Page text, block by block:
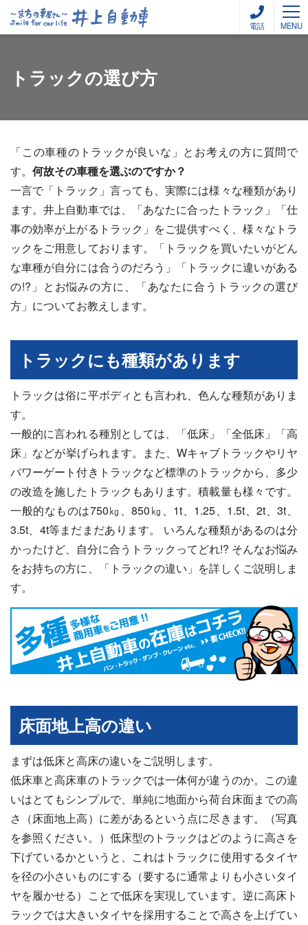
電話 MENU
トラックの選び方
「この車種のトラックが良いな」とお考えの方に質問で
す。 何故その車種を選ぶのですか？
一言で「トラック」言っても、実際には様々な種類があり
ます。井上自動車では、「あなたに合ったトラック」「仕
事の効率が上がるトラック」をご提供すべく、様々なトラ
ックをご用意しております。「トラックを買いたいがどん
な車種が自分には合うのだろう」「トラックに違いがある
の!?」とお悩みの方に、「あなたに合うトラックの選び
方」についてお教えします。
トラックにも種類があります
トラックは俗に平ボディとも言われ、色んな種類がありま
す。
一般的に言われる種別としては、「低床」「全低床」「高
床」などが挙げられます。また、Wキャブトラックやリヤ
パワーゲート付きトラックなど標準のトラックから、多少
の改造を施したトラックもあります。積載量も様々です。
一般的なものは750㎏、850㎏、1t、1.25、1.5t、2t、3t、
3.5t、4t等まだまだあります。 いろんな種類があるのは分
かったけど、自分に合うトラックってどれ!? そんなお悩み
をお持ちの方に、「トラックの違い」を詳しくご説明しま
す。
床面地上高の違い
まずは低床と高床の違いをご説明します。
低床車と高床車のトラックでは一体何が違うのか。この違
いはとてもシンプルで、単純に地面から荷台床面までの高
さ（床面地上高）に差があるという点に尽きます。（写真
を参照ください。）低床型のトラックはどのように高さを
下げているかというと、これはトラックに使用するタイヤ
を径の小さいものにする（要するに通常よりも小さいタイ
ヤを履かせる）ことで低床を実現しています。逆に高床ト
ラックでは大きいタイヤを採用することで高さを上げてい